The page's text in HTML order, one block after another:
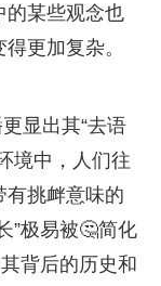
的某些观念也
更加复杂。
显出其“去语
境中，人们往
有挑衅意味的
”极易被🤔简化
背后的历史和